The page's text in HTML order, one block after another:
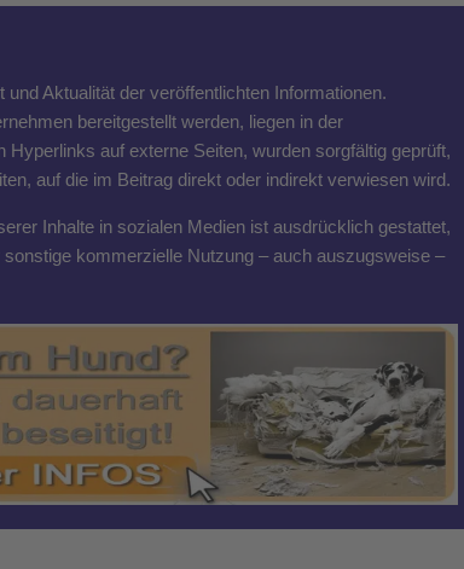
Aktualität der veröffentlichten Informationen.
bereitgestellt werden, liegen in der
auf externe Seiten, wurden sorgfältig geprüft,
auf die im Beitrag direkt oder indirekt verwiesen wird.
Inhalte in sozialen Medien ist ausdrücklich gestattet,
kommerzielle Nutzung – auch auszugsweise –